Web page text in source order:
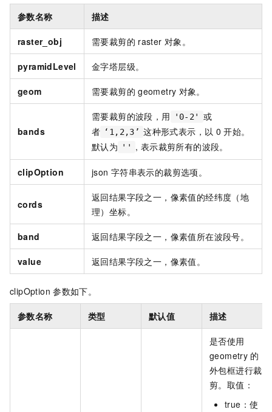
参数名称 描述
raster_obj 需要裁剪的 raster 对象。
pyramidLevel 金字塔层级。
geom 需要裁剪的 geometry 对象。
bands
需要裁剪的波段，用 '0-2'
或
者 ‘1,2,3’ 这种形式表示，以 0 开始。
默认为
'' , 表示裁剪所有的波段。
clipOption json 字符串表示的裁剪选项。
cords
返回结果字段之一，像素值的经纬度（地
理）坐标。
band 返回结果字段之一，像素值所在波段号。
value 返回结果字段之一，像素值。
clipOption 参数如下。
参数名称 类型 默认值 描述
是否使用
geometry 的
外包框进行裁
剪。取值：
true：使